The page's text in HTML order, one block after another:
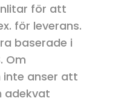
för att
för leverans.
baserade i
Om
inte anser att
adekvat